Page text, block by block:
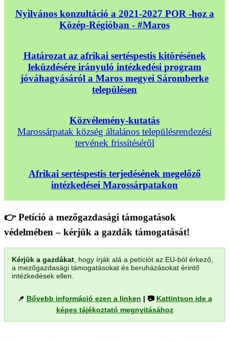
Nyilvános konzultáció a 2021-2027 POR -hoz a
Közép-Régióban - #Maros
Határozat az afrikai sertéspestis kitörésének
leküzdésére irányuló intézkedési program
jóváhagyásáról a Maros megyei Sáromberke
településen
Közvélemény-kutatás
Marossárpatak község általános településrendezési
tervének frissítéséről
Afrikai sertéspestis terjedésének megelőző
intézkedései Marossárpatakon
👉 Petíció a mezőgazdasági támogatások
védelmében – kérjük a gazdák támogatását!
Kérjük a gazdákat , hogy írják alá a petíciót az EU-ból érkező,
a mezőgazdasági támogatásokat és beruházásokat érintő
intézkedések ellen.
📌 Bővebb információ ezen a linken | 📷 Kattintson ide a
képes tájékoztató megnyitásához